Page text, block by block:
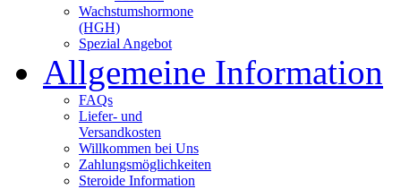
Wachstumshormone
(HGH)
Spezial Angebot
Allgemeine Information
FAQs
Liefer- und
Versandkosten
Willkommen bei Uns
Zahlungsmöglichkeiten
Steroide Information